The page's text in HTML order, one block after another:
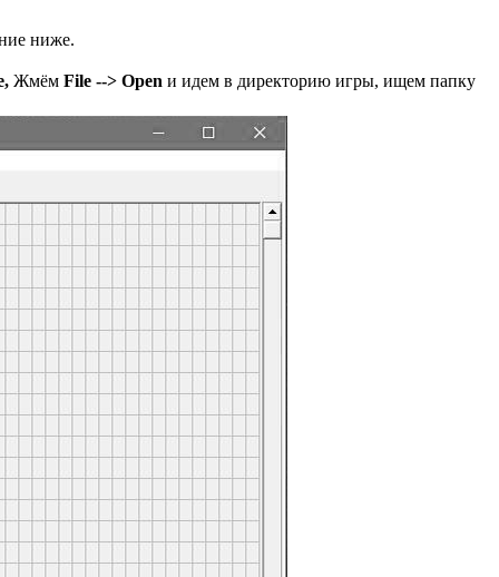
ниже.
Жмём File --> Open и идем в директорию игры, ищем папку